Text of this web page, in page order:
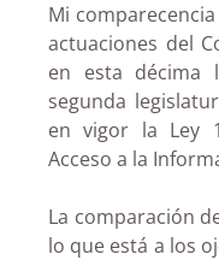
Mi
actuaciones del
en esta décima
segunda
en vigor la Ley
Acceso a la
La comparación
lo que está a los